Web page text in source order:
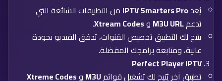
يُعدIPTV Smarters Pro من التطبيقات الشائعة التي
تدعمM3U URL وXtream Codes
.
يتيح لك التطبيق تخصيص القنوات، تدفق الفيديو بجودة
عالية، ومتابعة برامجك المفضلة.
Perfect Player IPTV
تطبيق آخر يُتيح لك تشغيل قوائمM3U وXtreme Codes